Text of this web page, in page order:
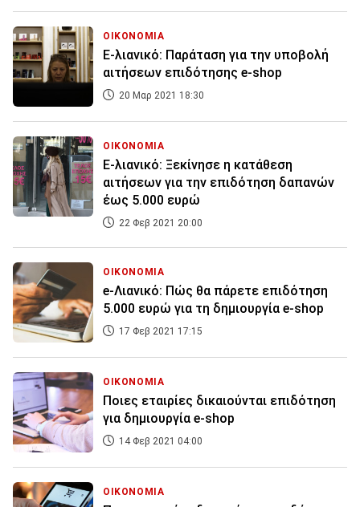
ΟΙΚΟΝΟΜΙΑ
E-λιανικό: Παράταση για την υποβολή
αιτήσεων επιδότησης e-shop
20 Μαρ 2021 18:30
ΟΙΚΟΝΟΜΙΑ
E-λιανικό: Ξεκίνησε η κατάθεση
αιτήσεων για την επιδότηση δαπανών
έως 5.000 ευρώ
22 Φεβ 2021 20:00
ΟΙΚΟΝΟΜΙΑ
e-Λιανικό: Πώς θα πάρετε επιδότηση
5.000 ευρώ για τη δημιουργία e-shop
17 Φεβ 2021 17:15
ΟΙΚΟΝΟΜΙΑ
Ποιες εταιρίες δικαιούνται επιδότηση
για δημιουργία e-shop
14 Φεβ 2021 04:00
ΟΙΚΟΝΟΜΙΑ